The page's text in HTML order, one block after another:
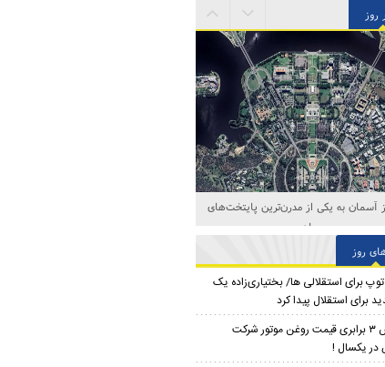
روز
جذاب از جنگنده شخصی رئیس ناسا
روز
برای استقلالی ها/ بختیاری‌زاده یک
برای استقلال پیدا کرد
افزایش ۳ برابری قیمت روغن موتور شرکت
یکسال !